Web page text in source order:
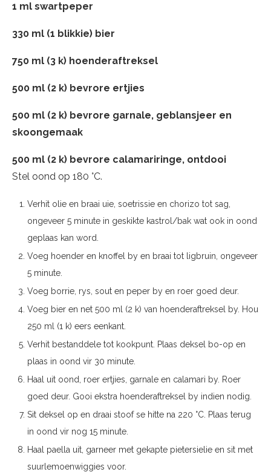
1 ml swartpeper
330 ml (1 blikkie) bier
750 ml (3 k) hoenderaftreksel
500 ml (2 k) bevrore ertjies
500 ml (2 k) bevrore garnale, geblansjeer en
skoongemaak
500 ml (2 k) bevrore calamariringe, ontdooi
Stel oond op 180 °C.
Verhit olie en braai uie, soetrissie en chorizo tot sag,
ongeveer 5 minute in geskikte kastrol/bak wat ook in oond
geplaas kan word.
Voeg hoender en knoffel by en braai tot ligbruin, ongeveer
5 minute.
Voeg borrie, rys, sout en peper by en roer goed deur.
Voeg bier en net 500 ml (2 k) van hoenderaftreksel by. Hou
250 ml (1 k) eers eenkant.
Verhit bestanddele tot kookpunt. Plaas deksel bo-op en
plaas in oond vir 30 minute.
Haal uit oond, roer ertjies, garnale en calamari by. Roer
goed deur. Gooi ekstra hoenderaftreksel by indien nodig.
Sit deksel op en draai stoof se hitte na 220 °C. Plaas terug
in oond vir nog 15 minute.
Haal paella uit, garneer met gekapte pietersielie en sit met
suurlemoenwiggies voor.